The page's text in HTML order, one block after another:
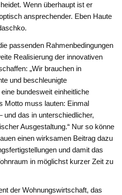
Wenn überhaupt ist er
ansprechender. Eben Haute
passenden Rahmenbedingungen
Realisierung der innovativen
„Wir brauchen in
und beschleunigte
bundesweit einheitliche
Motto muss lauten: Einmal
und das in unterschiedlicher,
Ausgestaltung.“ Nur so könne
einen wirksamen Beitrag dazu
und damit das
in möglichst kurzer Zeit zu
der Wohnungswirtschaft, das